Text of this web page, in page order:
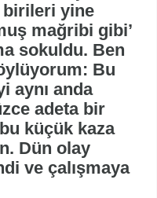
birileri yine
mağribi gibi’
sokuldu. Ben
Bu
aynı anda
adeta bir
küçük kaza
Dün olay
ve çalışmaya